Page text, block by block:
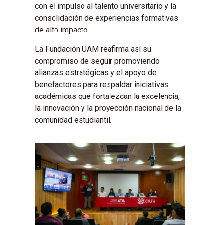
con el impulso al talento universitario y la
consolidación de experiencias formativas
de alto impacto.
La Fundación UAM reafirma así su
compromiso de seguir promoviendo
alianzas estratégicas y el apoyo de
benefactores para respaldar iniciativas
académicas que fortalezcan la excelencia,
la innovación y la proyección nacional de la
comunidad estudiantil.